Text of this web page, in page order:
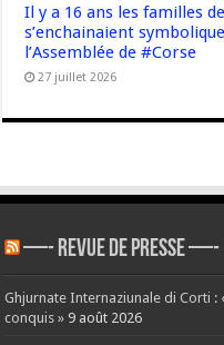
Il y a 16 ans les familles
s’enchainaient
l’Assemblée de #Corse
27 juillet 2026
—- REVUE DE PRESSE —-
Ghjurnate Internaziunale di Corti :
conquis » 9 août 2026